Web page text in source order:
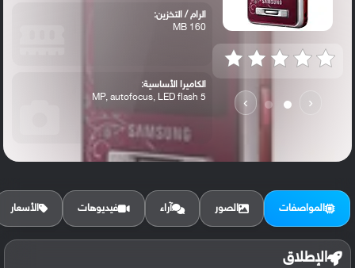
‹
›
الرام / التخزين:
160 MB
الكاميرا الأساسية:
5 MP, autofocus, LED flash
المواصفات الصور آراء فيديوهات الأسعار
الإطلاق